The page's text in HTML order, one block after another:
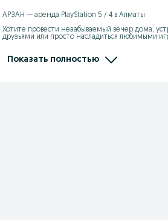
АРЗАН — аренда PlayStation 5 / 4 в Алматы
Хотите провести незабываемый вечер дома,
друзьями или просто насладиться любимыми
В комплекте — 2 джойстика, всегда чистые и
Показать полностью